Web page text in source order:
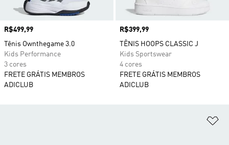
Preço
R$499,99
Tênis Ownthegame 3.0
Kids Performance
3 cores
FRETE GRÁTIS MEMBROS
ADICLUB
Preço
R$399,99
TÊNIS HOOPS CLASSIC J
Kids Sportswear
4 cores
FRETE GRÁTIS MEMBROS
ADICLUB